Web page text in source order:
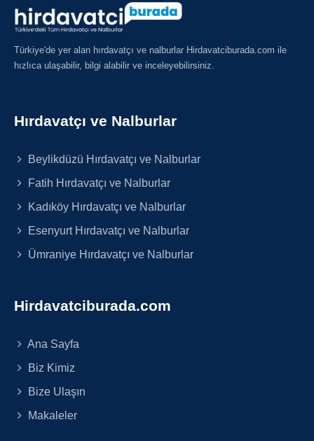
Türkiye'de yer alan hırdavatçı ve nalburlar Hirdavatciburada.com ile
hızlıca ulaşabilir, bilgi alabilir ve inceleyebilirsiniz.
Hırdavatçı ve Nalburlar
Beylikdüzü Hırdavatçı ve Nalburlar
Fatih Hırdavatçı ve Nalburlar
Kadıköy Hırdavatçı ve Nalburlar
Esenyurt Hırdavatçı ve Nalburlar
Ümraniye Hırdavatçı ve Nalburlar
Hirdavatciburada.com
Ana Sayfa
Biz Kimiz
Bize Ulaşın
Makaleler